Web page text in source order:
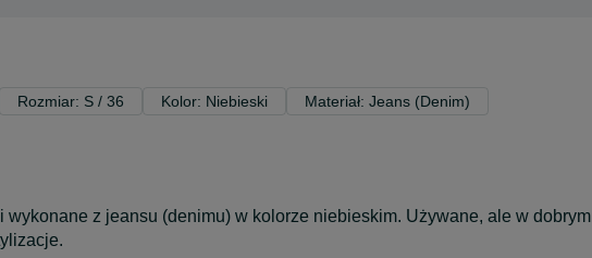
Rozmiar: S / 36 Kolor: Niebieski Materiał: Jeans (Denim)
wykonane z jeansu (denimu) w kolorze niebieskim. Używane, ale w dobrym